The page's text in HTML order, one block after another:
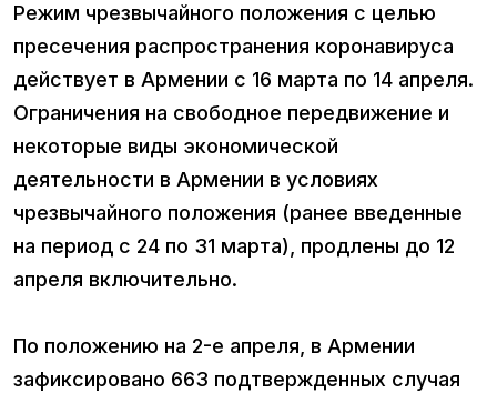
Режим чрезвычайного положения с целью
пресечения распространения коронавируса
действует в Армении с 16 марта по 14 апреля.
Ограничения на свободное передвижение и
некоторые виды экономической
деятельности в Армении в условиях
чрезвычайного положения (ранее введенные
на период с 24 по 31 марта), продлены до 12
апреля включительно.
По положению на 2-е апреля, в Армении
зафиксировано 663 подтвержденных случая